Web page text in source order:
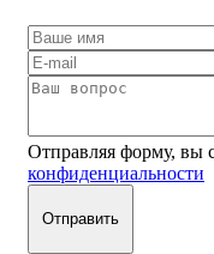
Отправляя форму, вы
конфиденциальности